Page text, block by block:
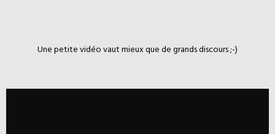
Une petite vidéo vaut mieux que de grands discours ;-)